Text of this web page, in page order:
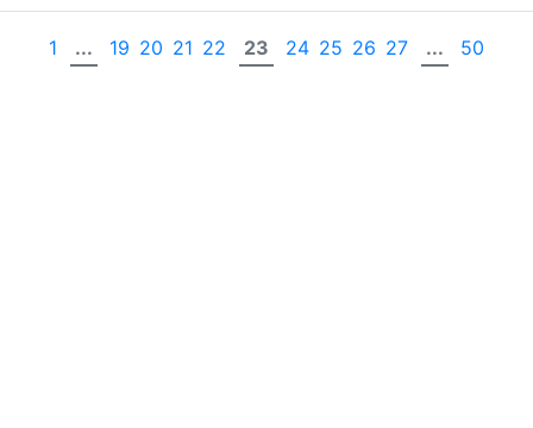
1 ... 19 20 21 22 23 24 25 26 27 ... 50